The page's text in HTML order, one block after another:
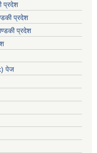
प्रदेश
प्रदेश
प्रदेश
पेज